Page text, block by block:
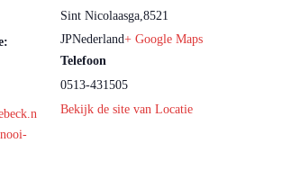
Sint Nicolaasga,8521
JPNederland+ Google Maps
Telefoon
0513-431505
Bekijk de site van Locatie